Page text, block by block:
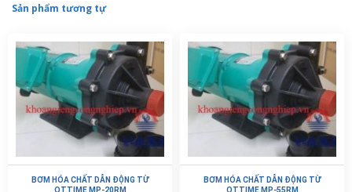
Sản phẩm tương tự
BƠM HÓA CHẤT DẪN ĐỘNG TỪ
OTTIME MP-20RM
BƠM HÓA CHẤT DẪN ĐỘNG TỪ
OTTIME MP-55RM